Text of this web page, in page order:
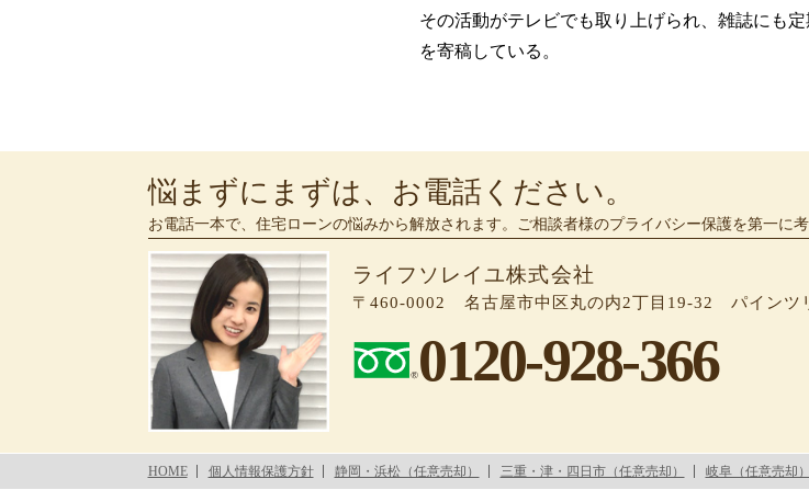
その活動がテレビでも取り上げられ、雑誌にも
を寄稿している。
悩まずにまずは、お電話ください。
お電話一本で、住宅ローンの悩みから解放されます。ご相談者様のプライバシー保護を第一に
ライフソレイユ株式会社
〒460-0002 名古屋市中区丸の内2丁目19-32 パインツ
0120-928-366
HOME 個人情報保護方針 静岡・浜松（任意売却） 三重・津・四日市（任意売却） 岐阜（任意売却）